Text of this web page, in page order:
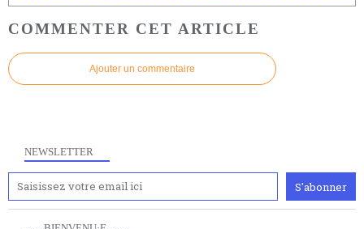
COMMENTER CET ARTICLE
Ajouter un commentaire
NEWSLETTER